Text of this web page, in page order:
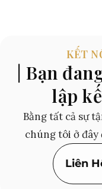
KẾT
| Bạn
lập
Bằng tất cả sự
chúng tôi ở đây
Liên